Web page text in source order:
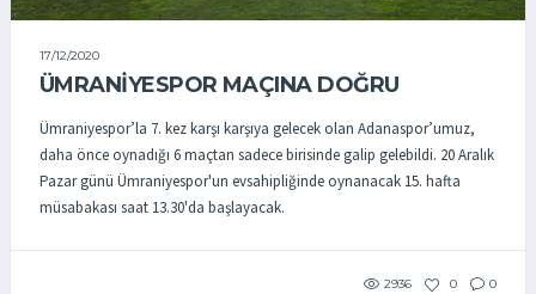
17/12/2020
ÜMRANIYESPOR MAÇINA DOĞRU
Ümraniyespor’la 7. kez karşı karşıya gelecek olan Adanaspor’umuz,
daha önce oynadığı 6 maçtan sadece birisinde galip gelebildi. 20 Aralık
Pazar günü Ümraniyespor'un evsahipliğinde oynanacak 15. hafta
müsabakası saat 13.30'da başlayacak.
2936 0 0